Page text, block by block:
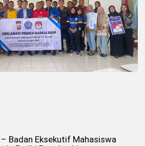
– Badan Eksekutif Mahasiswa